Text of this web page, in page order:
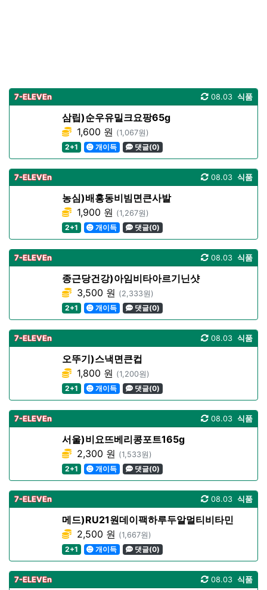
7-ELEVEn 식품
08.03
삼립)순우유밀크요팡65g
1,600 원 (1,067원)
2+1
개이득 댓글(0)
7-ELEVEn 식품
08.03
농심)배홍동비빔면큰사발
1,900 원 (1,267원)
2+1
개이득 댓글(0)
7-ELEVEn 식품
08.03
종근당건강)아임비타아르기닌샷
3,500 원 (2,333원)
2+1
개이득 댓글(0)
7-ELEVEn 식품
08.03
오뚜기)스낵면큰컵
1,800 원 (1,200원)
2+1
개이득 댓글(0)
7-ELEVEn 식품
08.03
서울)비요뜨베리콩포트165g
2,300 원 (1,533원)
2+1
개이득 댓글(0)
7-ELEVEn 식품
08.03
메드)RU21원데이팩하루두알멀티비타민
2,500 원 (1,667원)
2+1
개이득 댓글(0)
7-ELEVEn 식품
08.03